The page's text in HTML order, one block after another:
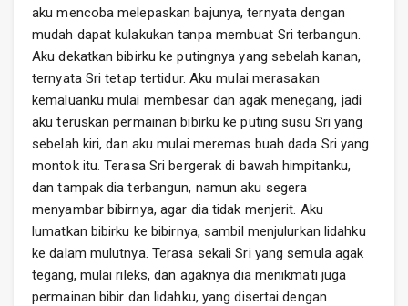
aku mencoba melepaskan bajunya, ternyata dengan
mudah dapat kulakukan tanpa membuat Sri terbangun.
Aku dekatkan bibirku ke putingnya yang sebelah kanan,
ternyata Sri tetap tertidur. Aku mulai merasakan
kemaluanku mulai membesar dan agak menegang, jadi
aku teruskan permainan bibirku ke puting susu Sri yang
sebelah kiri, dan aku mulai meremas buah dada Sri yang
montok itu. Terasa Sri bergerak di bawah himpitanku,
dan tampak dia terbangun, namun aku segera
menyambar bibirnya, agar dia tidak menjerit. Aku
lumatkan bibirku ke bibirnya, sambil menjulurkan lidahku
ke dalam mulutnya. Terasa sekali Sri yang semula agak
tegang, mulai rileks, dan agaknya dia menikmati juga
permainan bibir dan lidahku, yang disertai dengan